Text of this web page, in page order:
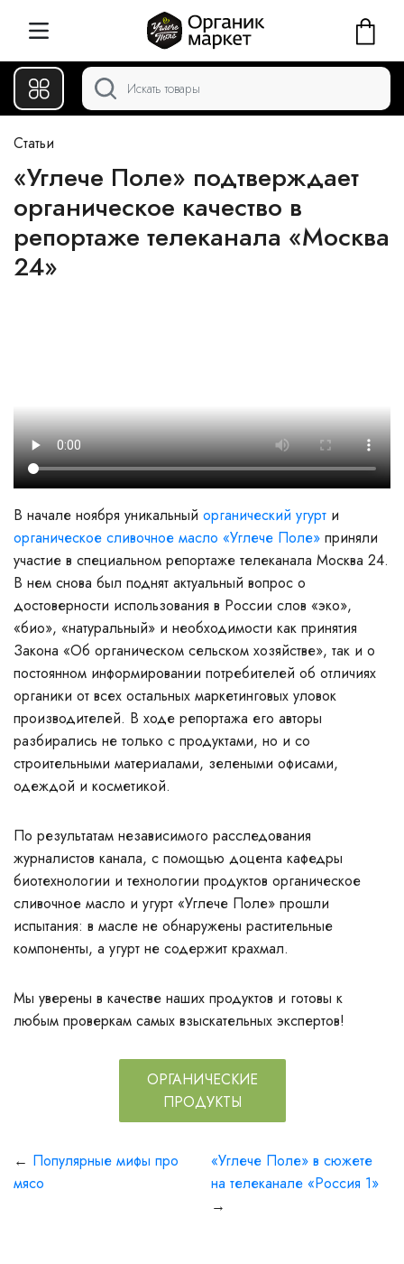
Статьи
«Углече Поле» подтверждает
органическое качество в
репортаже телеканала «Москва
24»
В начале ноября уникальный органический угурт и
органическое сливочное масло «Углече Поле» приняли
участие в специальном репортаже телеканала Москва 24.
В нем снова был поднят актуальный вопрос о
достоверности использования в России слов «эко»,
«био», «натуральный» и необходимости как принятия
Закона «Об органическом сельском хозяйстве», так и о
постоянном информировании потребителей об отличиях
органики от всех остальных маркетинговых уловок
производителей. В ходе репортажа его авторы
разбирались не только с продуктами, но и со
строительными материалами, зелеными офисами,
одеждой и косметикой.
По результатам независимого расследования
журналистов канала, с помощью доцента кафедры
биотехнологии и технологии продуктов органическое
сливочное масло и угурт «Углече Поле» прошли
испытания: в масле не обнаружены растительные
компоненты, а угурт не содержит крахмал.
Мы уверены в качестве наших продуктов и готовы к
любым проверкам самых взыскательных экспертов!
ОРГАНИЧЕСКИЕ
ПРОДУКТЫ
← Популярные мифы про
мясо
«Углече Поле» в сюжете
на телеканале «Россия 1»
→